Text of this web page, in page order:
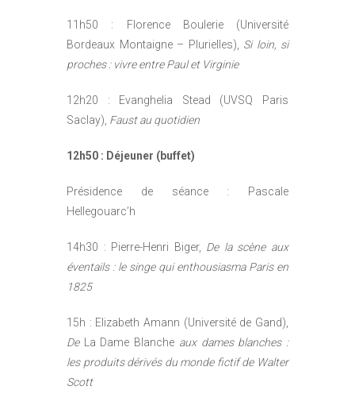
11h50 : Florence Boulerie (Université
Bordeaux Montaigne – Plurielles), Si loin, si
proches : vivre entre Paul et Virginie
12h20 : Evanghelia Stead (UVSQ Paris
Saclay), Faust au quotidien
12h50 : Déjeuner (buffet)
Présidence de séance : Pascale
Hellegouarc’h
14h30 : Pierre-Henri Biger, De la scène aux
éventails : le singe qui enthousiasma Paris en
1825
15h : Elizabeth Amann (Université de Gand),
De
La Dame Blanche aux dames blanches :
les produits dérivés du monde fictif de Walter
Scott